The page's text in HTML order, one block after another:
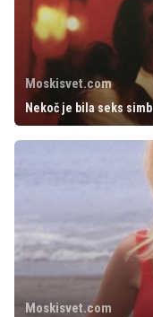
Moskisvet.com
Nekoč je bila seks
Moskisvet.com